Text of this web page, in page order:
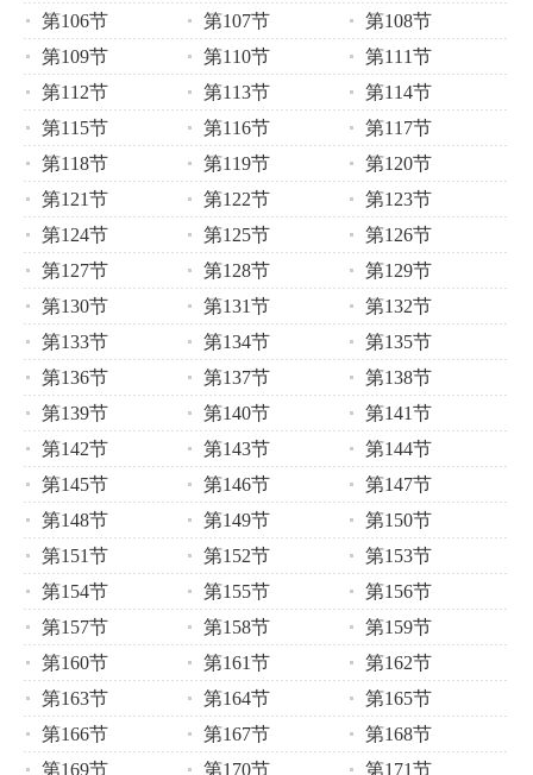
第106节
第107节
第108节
第109节
第110节
第111节
第112节
第113节
第114节
第115节
第116节
第117节
第118节
第119节
第120节
第121节
第122节
第123节
第124节
第125节
第126节
第127节
第128节
第129节
第130节
第131节
第132节
第133节
第134节
第135节
第136节
第137节
第138节
第139节
第140节
第141节
第142节
第143节
第144节
第145节
第146节
第147节
第148节
第149节
第150节
第151节
第152节
第153节
第154节
第155节
第156节
第157节
第158节
第159节
第160节
第161节
第162节
第163节
第164节
第165节
第166节
第167节
第168节
第169节
第170节 第171节